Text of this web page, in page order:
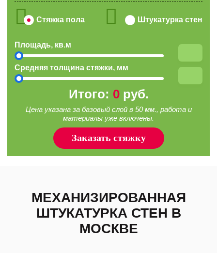
Стяжка пола Штукатурка стен
Площадь, кв.м
Средняя толщина стяжки, мм
Итого: 0руб.
Цена указана за базовый слой в 50 мм., работа и
материалы уже включены.
Заказать стяжку
МЕХАНИЗИРОВАННАЯ
ШТУКАТУРКА СТЕН В
МОСКВЕ